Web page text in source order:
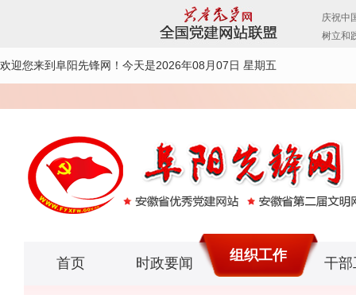
欢迎您来到阜阳先锋网！ 今天是2026年08月07日 星期五
首页 时政要闻 组织工作 干部